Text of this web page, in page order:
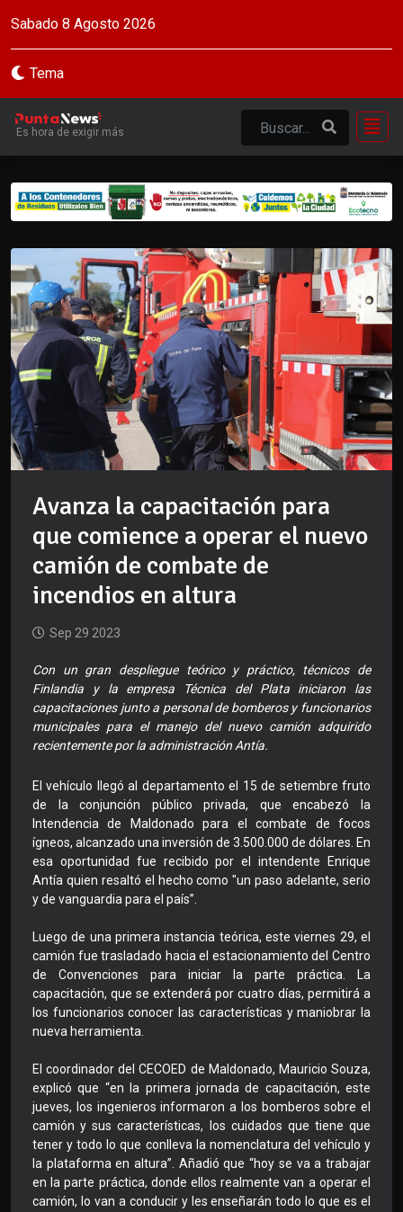
Sabado 8 Agosto 2026
Tema
Es hora de exigir más
Avanza la capacitación para
que comience a operar el nuevo
camión de combate de
incendios en altura
Sep 29 2023
Con un gran despliegue teórico y práctico, técnicos de
Finlandia y la empresa Técnica del Plata iniciaron las
capacitaciones junto a personal de bomberos y funcionarios
municipales para el manejo del nuevo camión adquirido
recientemente por la administración Antía.
El vehículo llegó al departamento el 15 de setiembre fruto
de la conjunción público privada, que encabezó la
Intendencia de Maldonado para el combate de focos
ígneos, alcanzado una inversión de 3.500.000 de dólares. En
esa oportunidad fue recibido por el intendente Enrique
Antía quien resaltó el hecho como "un paso adelante, serio
y de vanguardia para el país”.
Luego de una primera instancia teórica, este viernes 29, el
camión fue trasladado hacia el estacionamiento del Centro
de Convenciones para iniciar la parte práctica. La
capacitación, que se extenderá por cuatro días, permitirá a
los funcionarios conocer las características y maniobrar la
nueva herramienta.
El coordinador del CECOED de Maldonado, Mauricio Souza,
explicó que “en la primera jornada de capacitación, este
jueves, los ingenieros informaron a los bomberos sobre el
camión y sus características, los cuidados que tiene que
tener y todo lo que conlleva la nomenclatura del vehículo y
la plataforma en altura”. Añadió que “hoy se va a trabajar
en la parte práctica, donde ellos realmente van a operar el
camión, lo van a conducir y les enseñarán todo lo que es el